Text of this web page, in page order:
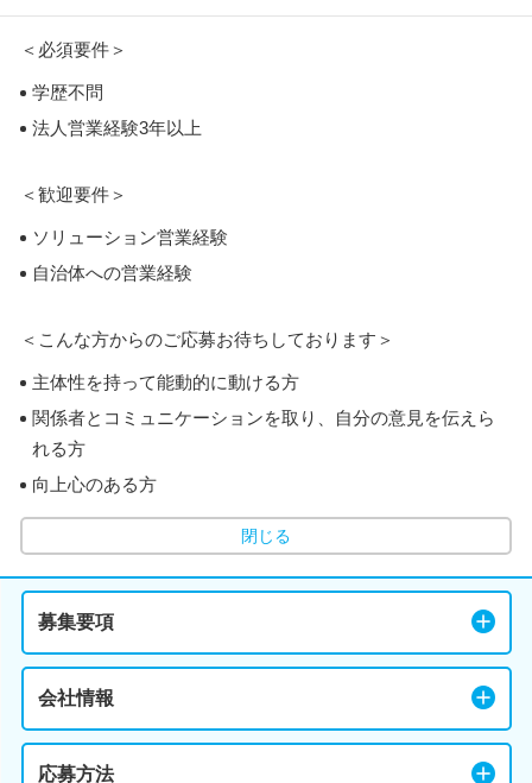
＜必須要件＞
学歴不問
法人営業経験3年以上
＜歓迎要件＞
ソリューション営業経験
自治体への営業経験
＜こんな方からのご応募お待ちしております＞
主体性を持って能動的に動ける方
関係者とコミュニケーションを取り、自分の意見を伝えら
れる方
向上心のある方
閉じる
募集要項
会社情報
応募方法